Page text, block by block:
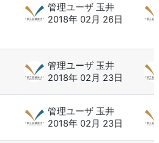
管理ユーザ 玉井
2018年 02月 26日
管理ユーザ 玉井
2018年 02月 23日
管理ユーザ 玉井
2018年 02月 23日